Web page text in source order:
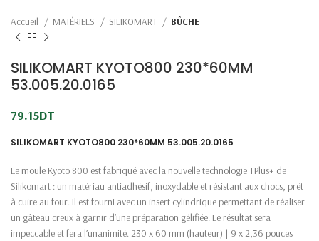
Accueil MATÉRIELS SILIKOMART BÛCHE
SILIKOMART KYOTO800 230*60MM
53.005.20.0165
79.15DT
SILIKOMART KYOTO800 230*60MM 53.005.20.0165
Le moule Kyoto 800 est fabriqué avec la nouvelle technologie TPlus+ de
Silikomart : un matériau antiadhésif, inoxydable et résistant aux chocs, prêt
à cuire au four. Il est fourni avec un insert cylindrique permettant de réaliser
un gâteau creux à garnir d’une préparation gélifiée. Le résultat sera
impeccable et fera l’unanimité. 230 x 60 mm (hauteur) | 9 x 2,36 pouces